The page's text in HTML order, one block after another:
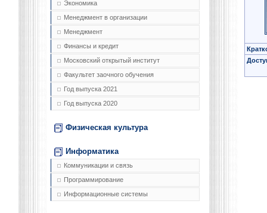
Экономика
Менеджмент в организации
Менеджмент
Финансы и кредит
Московский открытый институт
Факультет заочного обучения
Год выпуска 2021
Год выпуска 2020
Физическая культура
Информатика
Коммуникации и связь
Программирование
Информационные системы